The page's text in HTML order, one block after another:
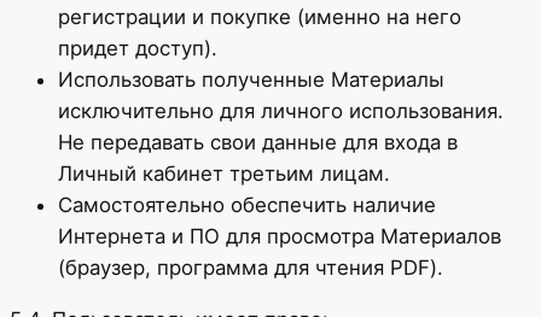
регистрации и покупке (именно на него
придет доступ).
Использовать полученные Материалы
исключительно для личного использования.
Не передавать свои данные для входа в
Личный кабинет третьим лицам.
Самостоятельно обеспечить наличие
Интернета и ПО для просмотра Материалов
(браузер, программа для чтения PDF).